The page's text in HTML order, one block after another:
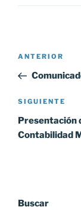
Navegación
entradas
Entrada
anterior:
ANTERIOR
Siguiente
entrada
SIGUIENTE
Presentación
Contabilidad
Buscar